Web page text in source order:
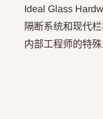
Ideal Glass
隔断系统和现代
内部工程师的特